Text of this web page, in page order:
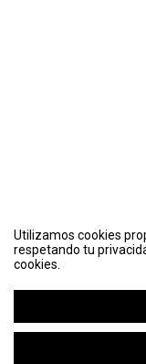
Utilizamos cookies
respetando tu
cookies.